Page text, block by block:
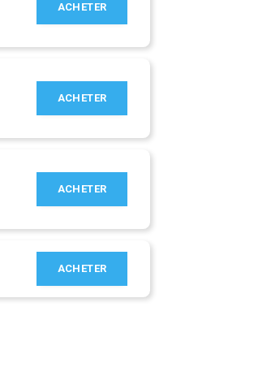
ACHETER
ACHETER
ACHETER
ACHETER